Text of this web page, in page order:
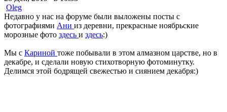
Oleg
Недавно у нас на форуме были выложены посты с
фотографиями Ани из деревни, прекрасные ноябрьские
морозные фото здесь и здесь:)
Мы с Кариной тоже побывали в этом алмазном царстве, но в
декабре, и сделали новую стихотворную фотоминутку.
Делимся этой бодрящей свежестью и сиянием декабря:)